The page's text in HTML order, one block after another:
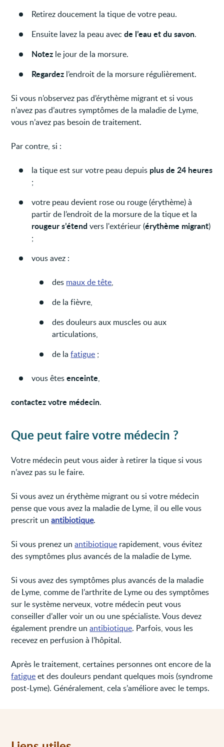
Retirez doucement la tique de votre peau.
Ensuite lavez la peau avecde l’eau et du savon.
Notez le jour de la morsure.
Regardez l’endroit de la morsure régulièrement.
Si vous n’observez pas d’érythème migrant et si vous
n’avez pas d’autres symptômes de la maladie de Lyme,
vous n’avez pas besoin de traitement.
Par contre, si :
la tique est sur votre peau depuis plus de 24 heures
;
votre peau devient rose ou rouge (érythème) à
partir de l’endroit de la morsure de la tique et la
rougeur s’étendvers l'extérieur (érythème migrant)
;
vous avez :
des maux de tête,
de la fièvre,
des douleurs aux muscles ou aux
articulations,
de lafatigue ;
vous êtesenceinte,
contactez votre médecin.
Que peut faire votre médecin ?
Votre médecin peut vous aider à retirer la tique si vous
n’avez pas su le faire.
Si vous avez un érythème migrant ou si votre médecin
pense que vous avez la maladie de Lyme, il ou elle vous
prescrit unantibiotique.
Si vous prenez unantibiotique rapidement, vous évitez
des symptômes plus avancés de la maladie de Lyme.
Si vous avez des symptômes plus avancés de la maladie
de Lyme, comme de l’arthrite de Lyme ou des symptômes
sur le système nerveux, votre médecin peut vous
conseiller d’aller voir un ou une spécialiste. Vous devez
également prendre unantibiotique. Parfois, vous les
recevez en perfusion à l’hôpital.
Après le traitement, certaines personnes ont encore de la
fatigueet des douleurs pendant quelques mois (syndrome
post-Lyme). Généralement, cela s’améliore avec le temps.